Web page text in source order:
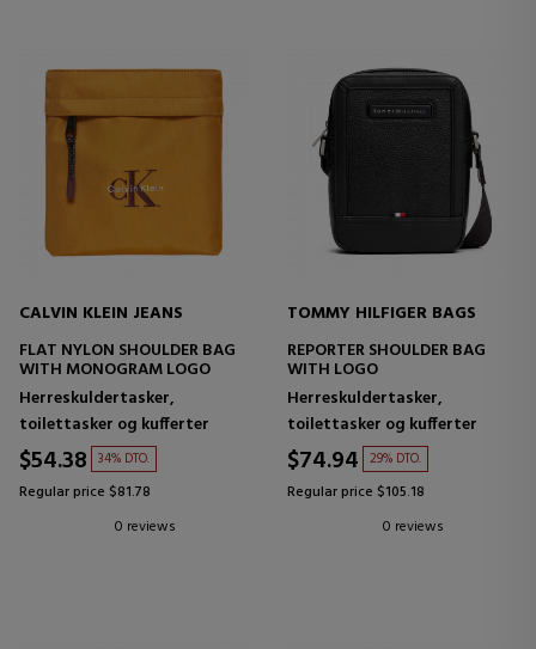
CALVIN KLEIN JEANS
FLAT NYLON SHOULDER BAG
WITH MONOGRAM LOGO
Herreskuldertasker,
toilettasker og kufferter
$54.38 34% DTO.
Regular price $81.78
0 reviews
TOMMY HILFIGER BAGS
REPORTER SHOULDER BAG
WITH LOGO
Herreskuldertasker,
toilettasker og kufferter
$74.94 29% DTO.
Regular price $105.18
0 reviews